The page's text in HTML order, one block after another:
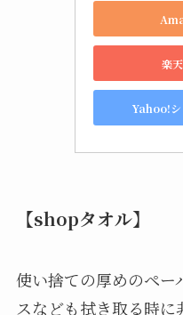
楽
Yahoo!シ
【shopタオル】
使い捨ての厚めのペー
スなども拭き取る時